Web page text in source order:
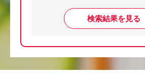
検索結果を見る